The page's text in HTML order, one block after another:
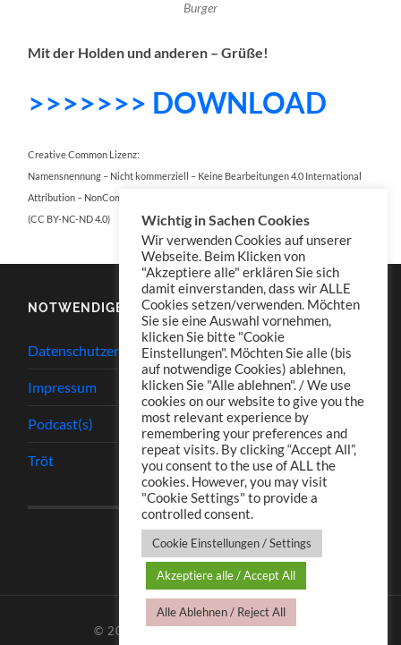
Burger
Mit der Holden und anderen – Grüße!
>>>>>>> DOWNLOAD
Creative Common Lizenz:
Namensnennung – Nicht kommerziell – Keine Bearbeitungen 4.0 International
Attribution – NonCommercial – NoDerivatives 4.0 International
(CC BY-NC-ND 4.0)
NOTWENDIGES
Datenschutzerklärung
Impressum
Podcast(s)
Tröt
© 2026 TJ.S PODCASTS —HOCH ↑
Wichtig in Sachen Cookies
Wir verwenden Cookies auf unserer
Webseite. Beim Klicken von
"Akzeptiere alle" erklären Sie sich
damit einverstanden, dass wir ALLE
Cookies setzen/verwenden. Möchten
Sie sie eine Auswahl vornehmen,
klicken Sie bitte "Cookie
Einstellungen". Möchten Sie alle (bis
auf notwendige Cookies) ablehnen,
klicken Sie "Alle ablehnen". / We use
cookies on our website to give you the
most relevant experience by
remembering your preferences and
repeat visits. By clicking “Accept All”,
you consent to the use of ALL the
cookies. However, you may visit
"Cookie Settings" to provide a
controlled consent.
Cookie Einstellungen / Settings
Akzeptiere alle / Accept All
Alle Ablehnen / Reject All